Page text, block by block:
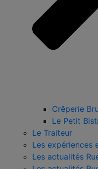
Crêperie
Le Petit
Le Traiteur
Les expériences
Les actualités